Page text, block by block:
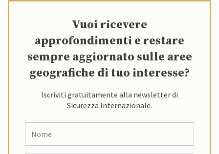
Vuoi ricevere
approfondimenti e restare
sempre aggiornato sulle aree
geografiche di tuo interesse?
Iscriviti gratuitamente alla newsletter di
Sicurezza Internazionale.